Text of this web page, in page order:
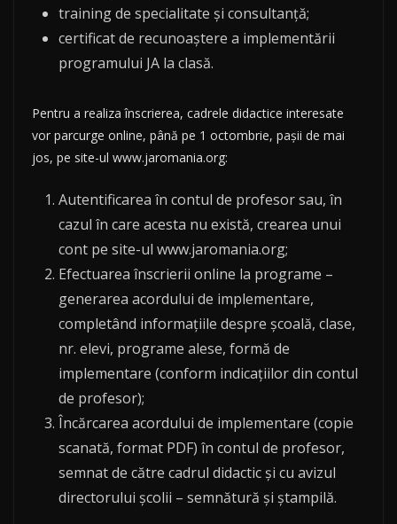
training de specialitate și consultanță;
certificat de recunoaștere a implementării
programului JA la clasă.
Pentru a realiza înscrierea, cadrele didactice interesate
vor parcurge online, până pe 1 octombrie, pașii de mai
jos, pe site-ul www.jaromania.org:
Autentificarea în contul de profesor sau, în
cazul în care acesta nu există, crearea unui
cont pe site-ul www.jaromania.org;
Efectuarea înscrierii online la programe –
generarea acordului de implementare,
completând informațiile despre școală, clase,
nr. elevi, programe alese, formă de
implementare (conform indicațiilor din contul
de profesor);
Încărcarea acordului de implementare (copie
scanată, format PDF) în contul de profesor,
semnat de către cadrul didactic și cu avizul
directorului școlii – semnătură și ștampilă.